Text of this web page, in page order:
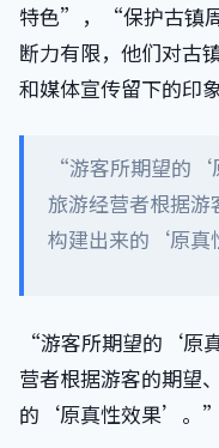
特色”，“保护古镇
断力有限，他们对
和媒体宣传留下的印
“游客所期望的‘
旅游经营者根据
构建出来的‘原真
“游客所期望的‘原
营者根据游客的期望
的‘原真性效果’。”